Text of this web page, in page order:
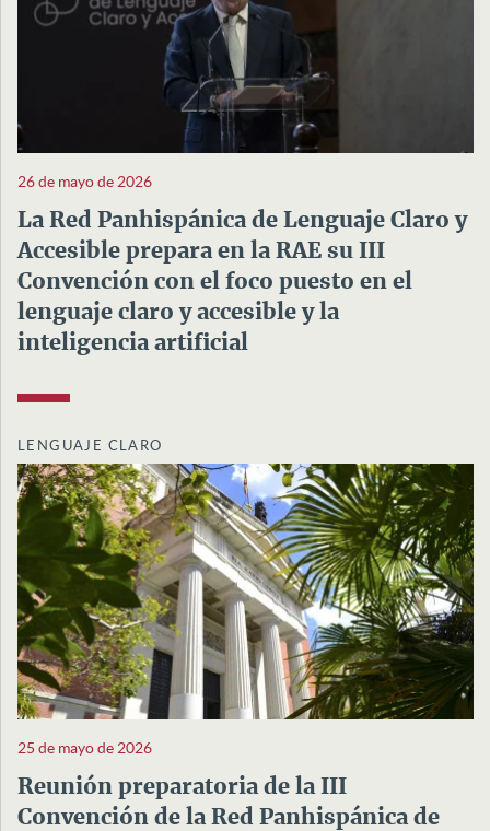
26 de mayo de 2026
La Red Panhispánica de Lenguaje Claro y
Accesible prepara en la RAE su III
Convención con el foco puesto en el
lenguaje claro y accesible y la
inteligencia artificial
LENGUAJE CLARO
25 de mayo de 2026
Reunión preparatoria de la III
Convención de la Red Panhispánica de